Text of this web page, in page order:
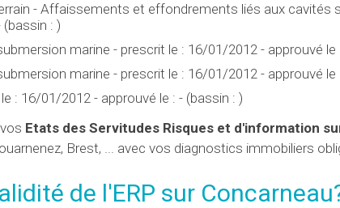
- Affaissements et effondrements liés aux cavités
: )
marine - prescrit le : 16/01/2012 - approuvé le
marine - prescrit le : 16/01/2012 - approuvé
: 16/01/2012 - approuvé le : - (bassin : )
Etats des Servitudes Risques et d'information
Brest, ... avec vos diagnostics immobiliers
de l'ERP sur